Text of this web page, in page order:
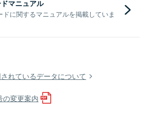
マニュアル
に関するマニュアルを掲載していま
れているデータについて
の変更案内